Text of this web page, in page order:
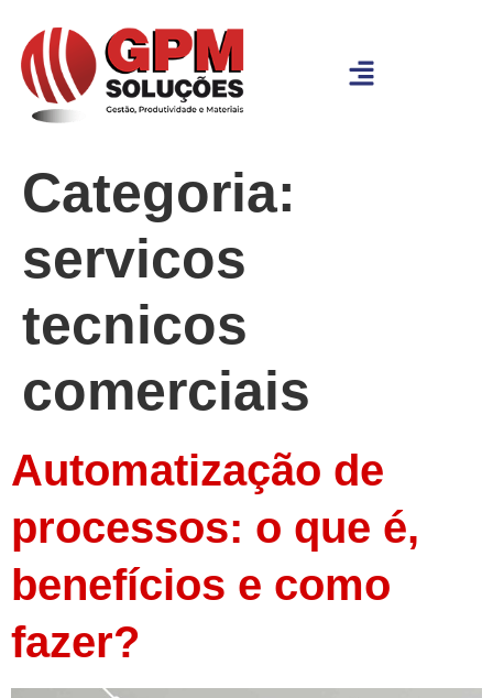
Categoria:
servicos
tecnicos
comerciais
Automatização de
processos: o que é,
benefícios e como
fazer?